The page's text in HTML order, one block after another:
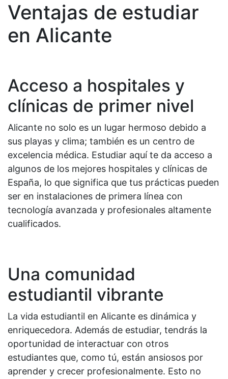
Ventajas de estudiar
en Alicante
Acceso a hospitales y
clínicas de primer nivel
Alicante no solo es un lugar hermoso debido a
sus playas y clima; también es un centro de
excelencia médica. Estudiar aquí te da acceso a
algunos de los mejores hospitales y clínicas de
España, lo que significa que tus prácticas pueden
ser en instalaciones de primera línea con
tecnología avanzada y profesionales altamente
cualificados.
Una comunidad
estudiantil vibrante
La vida estudiantil en Alicante es dinámica y
enriquecedora. Además de estudiar, tendrás la
oportunidad de interactuar con otros
estudiantes que, como tú, están ansiosos por
aprender y crecer profesionalmente. Esto no